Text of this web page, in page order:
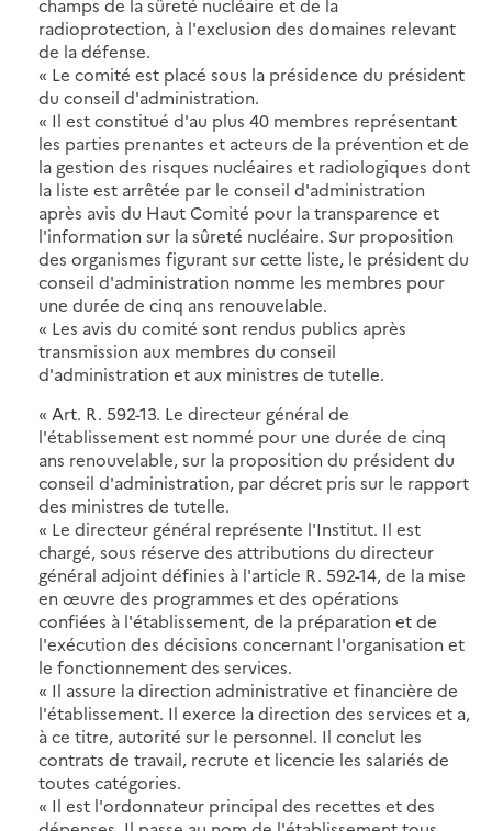
radioprotection, à l'exclusion des domaines relevant
de la défense.
« Le comité est placé sous la présidence du président
du conseil d'administration.
« Il est constitué d'au plus 40 membres représentant
les parties prenantes et acteurs de la prévention et de
la gestion des risques nucléaires et radiologiques dont
la liste est arrêtée par le conseil d'administration
après avis du Haut Comité pour la transparence et
l'information sur la sûreté nucléaire. Sur proposition
des organismes figurant sur cette liste, le président du
conseil d'administration nomme les membres pour
une durée de cinq ans renouvelable.
« Les avis du comité sont rendus publics après
transmission aux membres du conseil
d'administration et aux ministres de tutelle.
« Art. R. 592-13. Le directeur général de
l'établissement est nommé pour une durée de cinq
ans renouvelable, sur la proposition du président du
conseil d'administration, par décret pris sur le rapport
des ministres de tutelle.
« Le directeur général représente l'Institut. Il est
chargé, sous réserve des attributions du directeur
général adjoint définies à l'article R. 592-14, de la mise
en œuvre des programmes et des opérations
confiées à l'établissement, de la préparation et de
l'exécution des décisions concernant l'organisation et
le fonctionnement des services.
« Il assure la direction administrative et financière de
l'établissement. Il exerce la direction des services et a,
à ce titre, autorité sur le personnel. Il conclut les
contrats de travail, recrute et licencie les salariés de
toutes catégories.
« Il est l'ordonnateur principal des recettes et des